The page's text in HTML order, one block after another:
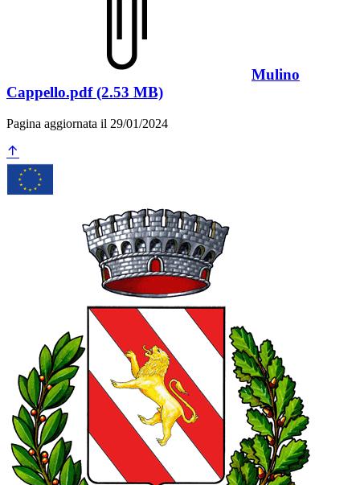
Mulino
Cappello.pdf (2.53 MB)
Pagina aggiornata il 29/01/2024